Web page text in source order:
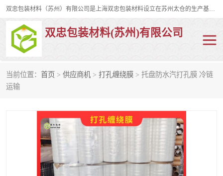
双忠包装材料（苏州）有限公司是上海双忠包装材料设立在苏州太仓的生产基地，占地约2万平米，产品主要有打孔缠绕膜，拉伸蜂窝纸，集装箱充气袋，滑托板，打包带，裹包网兜，防滑纸等箱体和托盘的运输和保护性包材。固永包材®，GooYon Pack®，是我们保护性包装材料的专属品牌。
双忠包装材料(苏州)有限公司
当前位置： 首页 > 供应商机 > 打孔缠绕膜 > 托盘防水汽打孔膜 冷链
运输打孔缠绕膜
裹包网兜 纤维打包带
充气袋
缠绕膜